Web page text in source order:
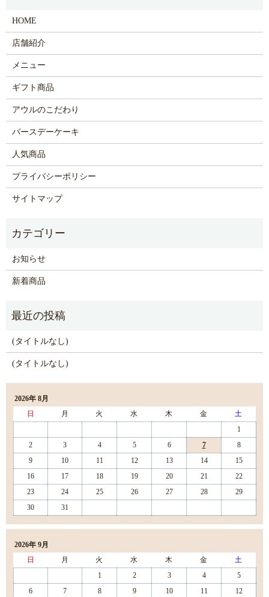
HOME
店舗紹介
メニュー
ギフト商品
アウルのこだわり
バースデーケーキ
人気商品
プライバシーポリシー
サイトマップ
お知らせ
新着商品
(タイトルなし)
(タイトルなし)
2026年 8月
日
月 火 水 木 金
土
1
2
3 4 5 6 7
8
9
10 11 12 13 14
15
16
17 18 19 20 21
22
23
24 25 26 27 28
29
30
31
2026年 9月
日
月 火 水 木 金
土
1
2 3 4
5
6
7 8 9 10 11 12